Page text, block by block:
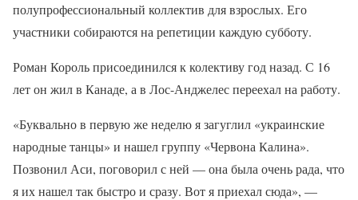
полупрофессиональный коллектив для взрослых. Его
участники собираются на репетиции каждую субботу.
Роман Король присоединился к колективу год назад. С 16
лет он жил в Канаде, а в Лос-Анджелес переехал на работу.
«Буквально в первую же неделю я загуглил «украинские
народные танцы» и нашел группу «Червона Калина».
Позвонил Аси, поговорил с ней — она ​​была очень рада, что
я их нашел так быстро и сразу. Вот я приехал сюда», —